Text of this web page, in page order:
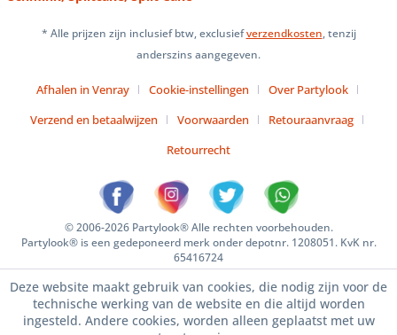
* Alle prijzen zijn inclusief btw, exclusiefverzendkosten, tenzij
anderszins aangegeven.
Afhalen in Venray Cookie-instellingen
Over Partylook
Verzend en betaalwijzen
Voorwaarden
Retouraanvraag
Retourrecht
© 2006-2026 Partylook® Alle rechten voorbehouden.
Partylook® is een gedeponeerd merk onder depotnr. 1208051. KvK nr.
65416724
Deze website maakt gebruik van cookies, die nodig zijn voor de
technische werking van de website en die altijd worden
ingesteld. Andere cookies, worden alleen geplaatst met uw